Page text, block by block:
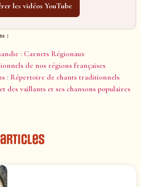
les vidéos YouTube
:
: Carnets Régionaux
de nos régions françaises
: Répertoire de chants traditionnels
des vaillants et ses chansons populaires
articles